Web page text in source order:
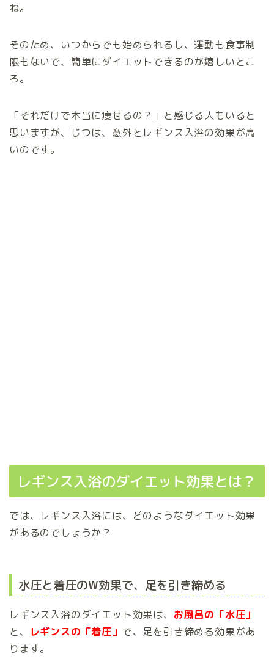
ね。
そのため、いつからでも始められるし、運動も食事制
限もないで、簡単にダイエットできるのが嬉しいとこ
ろ。
「それだけで本当に痩せるの？」と感じる人もいると
思いますが、じつは、意外とレギンス入浴の効果が高
いのです。
レギンス入浴のダイエット効果とは？
では、レギンス入浴には、どのようなダイエット効果
があるのでしょうか？
水圧と着圧のW効果で、足を引き締める
レギンス入浴のダイエット効果は、 お風呂の「水圧」
と、
レギンスの「着圧」 で、足を引き締める効果があ
ります。